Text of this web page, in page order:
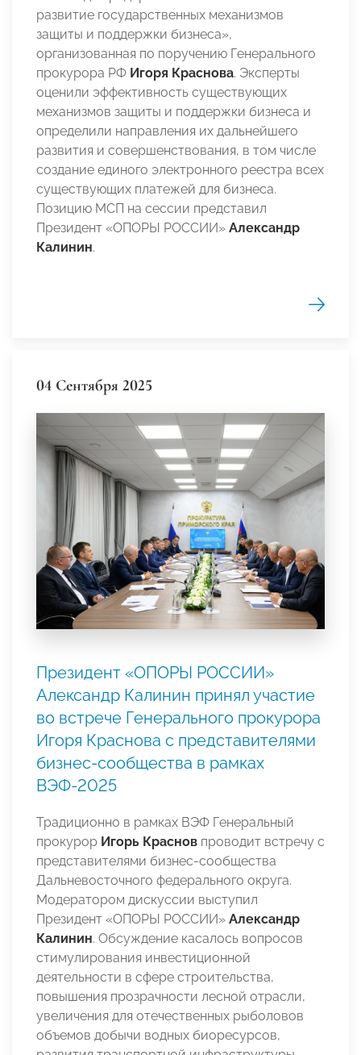
развитие государственных механизмов
защиты и поддержки бизнеса»,
организованная по поручению Генерального
прокурора РФ Игоря Краснова. Эксперты
оценили эффективность существующих
механизмов защиты и поддержки бизнеса и
определили направления их дальнейшего
развития и совершенствования, в том числе
создание единого электронного реестра всех
существующих платежей для бизнеса.
Позицию МСП на сессии представил
Президент «ОПОРЫ РОССИИ» Александр
Калинин.
04 Сентября 2025
Президент «ОПОРЫ РОССИИ»
Александр Калинин принял участие
во встрече Генерального прокурора
Игоря Краснова с представителями
бизнес-сообщества в рамках
ВЭФ-2025
Традиционно в рамках ВЭФ Генеральный
прокурор Игорь Краснов проводит встречу с
представителями бизнес-сообщества
Дальневосточного федерального округа.
Модератором дискуссии выступил
Президент «ОПОРЫ РОССИИ» Александр
Калинин. Обсуждение касалось вопросов
стимулирования инвестиционной
деятельности в сфере строительства,
повышения прозрачности лесной отрасли,
увеличения для отечественных рыболовов
объемов добычи водных биоресурсов,